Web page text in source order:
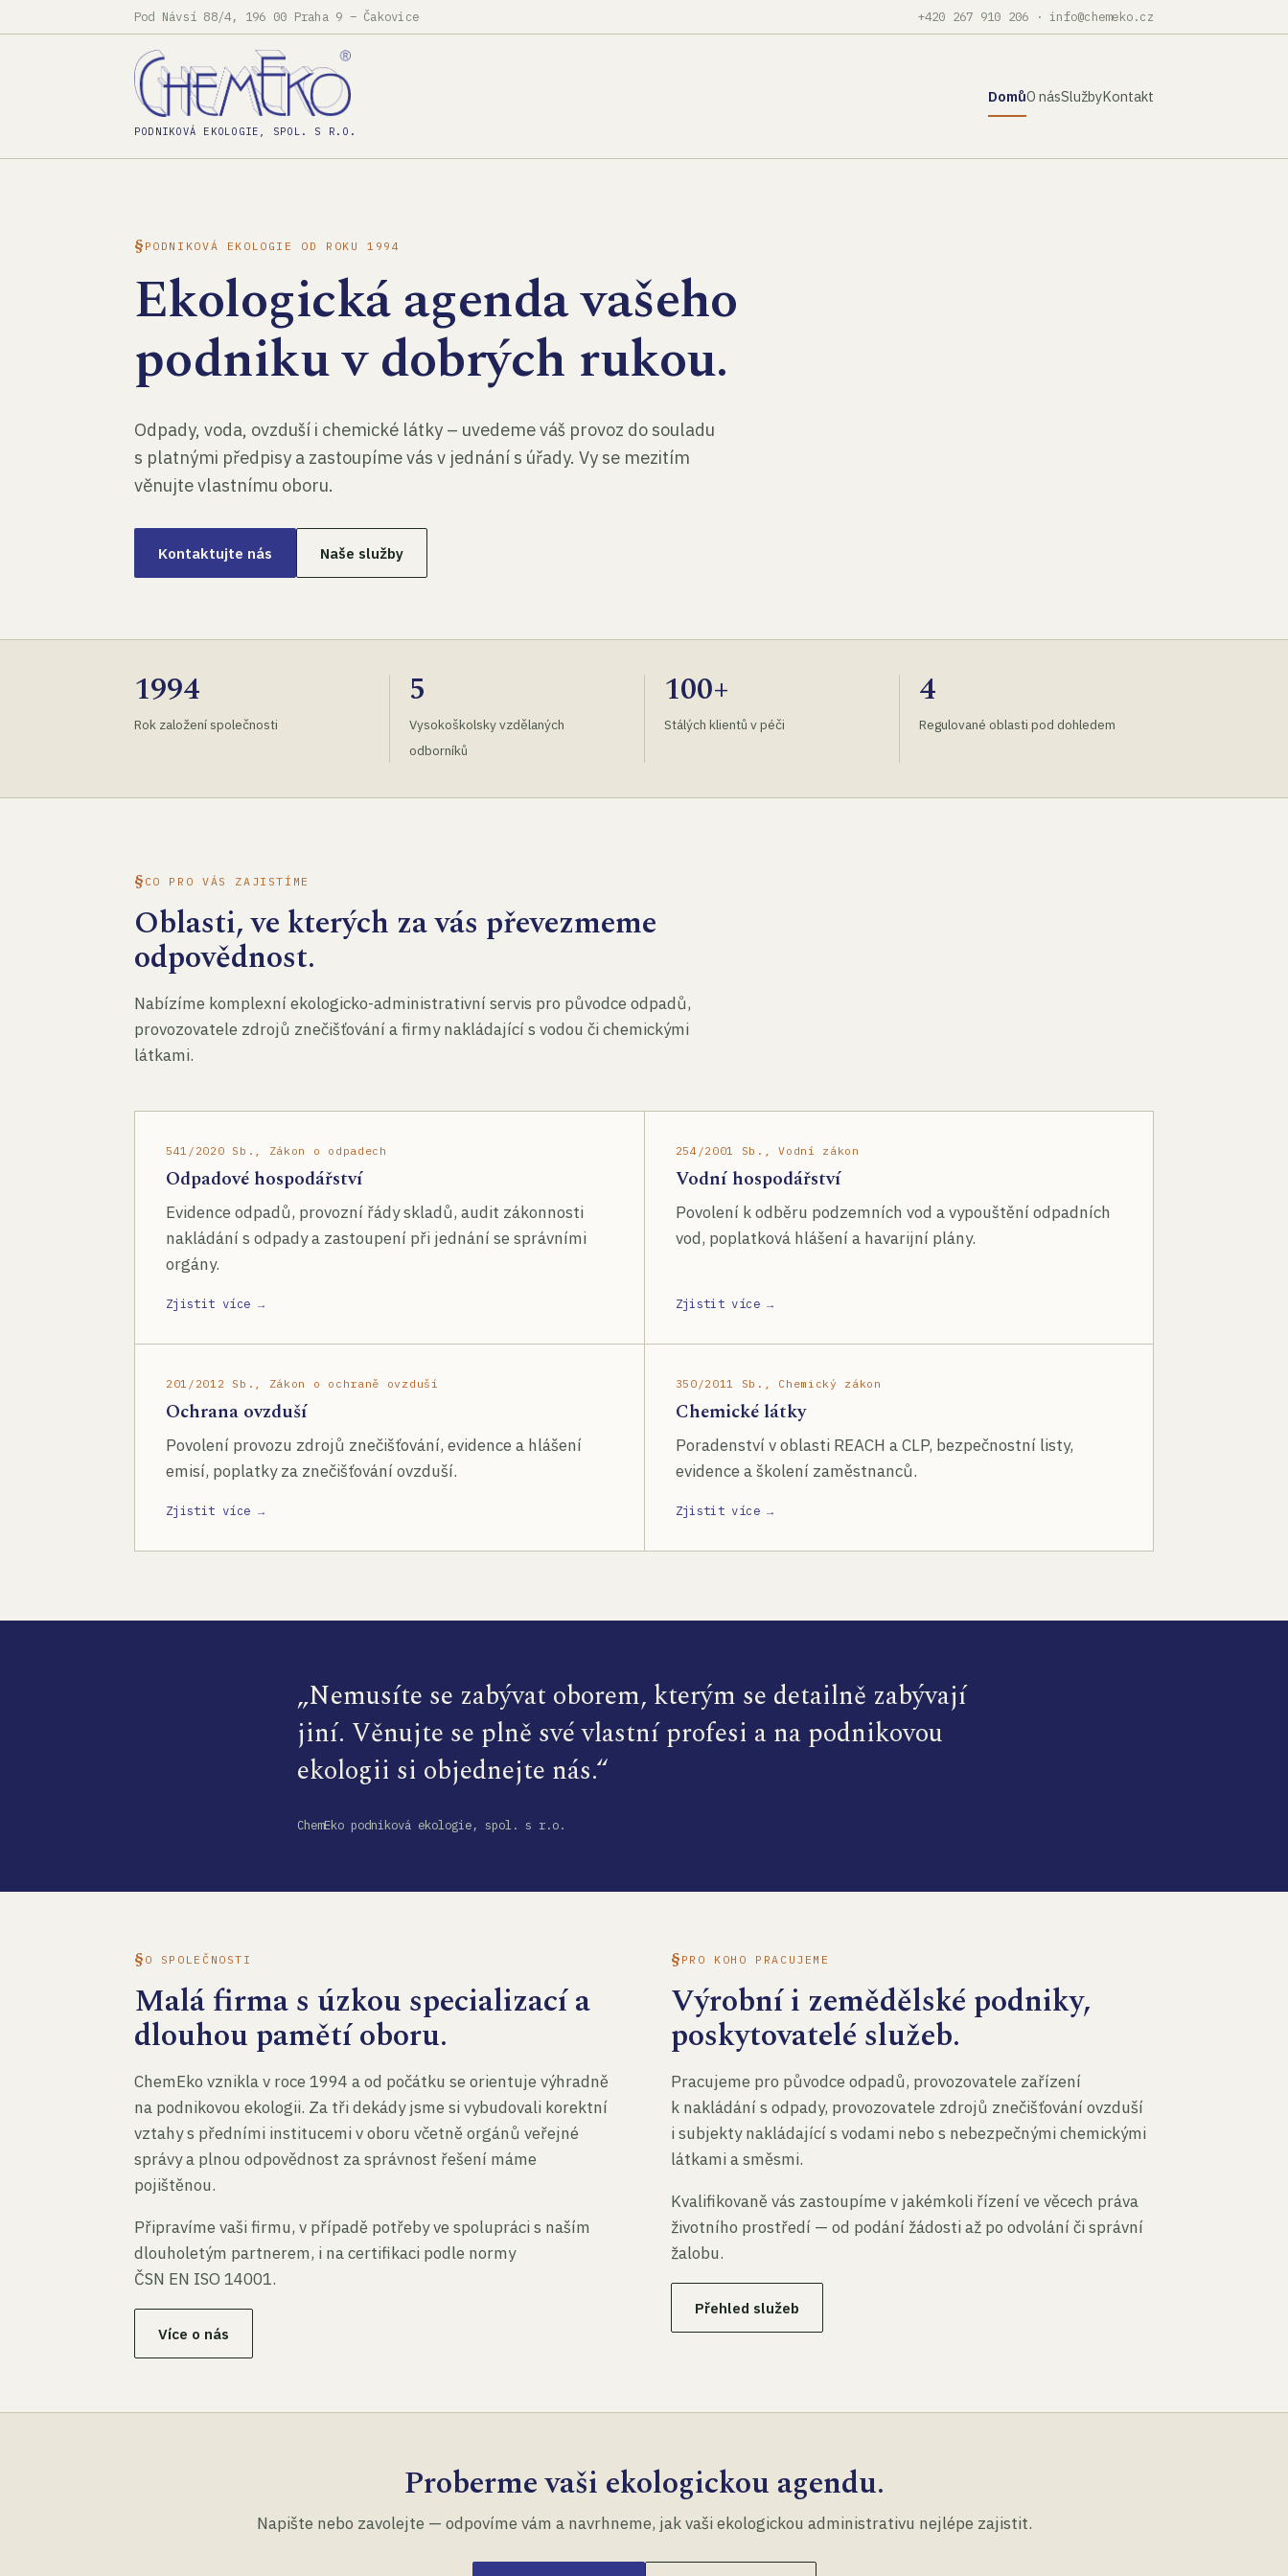
Pod Návsí 88/4, 196 00 Praha 9 – Čakovice +420 267 910 206 · info@chemeko.cz
PODNIKOVÁ EKOLOGIE, SPOL. S R.O.
DomůO násSlužbyKontakt
PODNIKOVÁ EKOLOGIE OD ROKU 1994
Ekologická agenda vašeho
podniku v dobrých rukou.
Odpady, voda, ovzduší i chemické látky – uvedeme váš provoz do souladu
s platnými předpisy a zastoupíme vás v jednání s úřady. Vy se mezitím
věnujte vlastnímu oboru.
Kontaktujte nás Naše služby
1994
Rok založení společnosti
5
Vysokoškolsky vzdělaných
odborníků
100+
Stálých klientů v péči
4
Regulované oblasti pod dohledem
CO PRO VÁS ZAJISTÍME
Oblasti, ve kterých za vás převezmeme
odpovědnost.
Nabízíme komplexní ekologicko-administrativní servis pro původce odpadů,
provozovatele zdrojů znečišťování a firmy nakládající s vodou či chemickými
látkami.
541/2020 Sb., Zákon o odpadech
Odpadové hospodářství
Evidence odpadů, provozní řády skladů, audit zákonnosti
nakládání s odpady a zastoupení při jednání se správními
orgány.
Zjistit více →
254/2001 Sb., Vodní zákon
Vodní hospodářství
Povolení k odběru podzemních vod a vypouštění odpadních
vod, poplatková hlášení a havarijní plány.
Zjistit více →
201/2012 Sb., Zákon o ochraně ovzduší
Ochrana ovzduší
Povolení provozu zdrojů znečišťování, evidence a hlášení
emisí, poplatky za znečišťování ovzduší.
Zjistit více →
350/2011 Sb., Chemický zákon
Chemické látky
Poradenství v oblasti REACH a CLP, bezpečnostní listy,
evidence a školení zaměstnanců.
Zjistit více →
„Nemusíte se zabývat oborem, kterým se detailně zabývají
jiní. Věnujte se plně své vlastní profesi a na podnikovou
ekologii si objednejte nás.“
ChemEko podniková ekologie, spol. s r.o.
O SPOLEČNOSTI
Malá firma s úzkou specializací a
dlouhou pamětí oboru.
ChemEko vznikla v roce 1994 a od počátku se orientuje výhradně
na podnikovou ekologii. Za tři dekády jsme si vybudovali korektní
vztahy s předními institucemi v oboru včetně orgánů veřejné
správy a plnou odpovědnost za správnost řešení máme
pojištěnou.
Připravíme vaši firmu, v případě potřeby ve spolupráci s naším
dlouholetým partnerem, i na certifikaci podle normy
ČSN EN ISO 14001.
Více o nás
PRO KOHO PRACUJEME
Výrobní i zemědělské podniky,
poskytovatelé služeb.
Pracujeme pro původce odpadů, provozovatele zařízení
k nakládání s odpady, provozovatele zdrojů znečišťování ovzduší
i subjekty nakládající s vodami nebo s nebezpečnými chemickými
látkami a směsmi.
Kvalifikovaně vás zastoupíme v jakémkoli řízení ve věcech práva
životního prostředí — od podání žádosti až po odvolání či správní
žalobu.
Přehled služeb
Proberme vaši ekologickou agendu.
Napište nebo zavolejte — odpovíme vám a navrhneme, jak vaši ekologickou administrativu nejlépe zajistit.